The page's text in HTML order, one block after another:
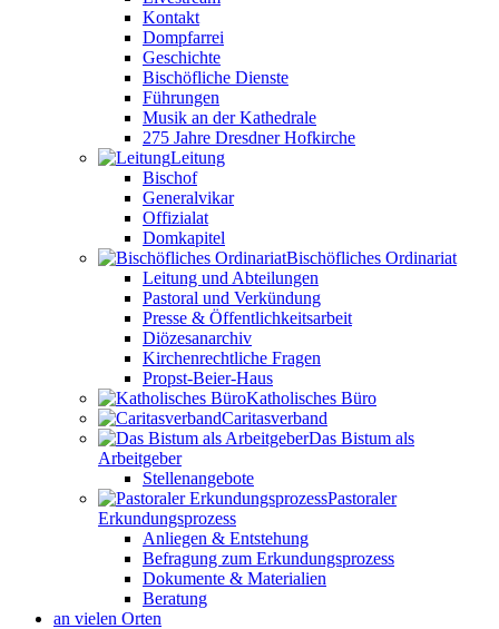
Kontakt
Dompfarrei
Geschichte
Bischöfliche Dienste
Führungen
Musik an der Kathedrale
275 Jahre Dresdner Hofkirche
Leitung
Bischof
Generalvikar
Offizialat
Domkapitel
Bischöfliches Ordinariat
Leitung und Abteilungen
Pastoral und Verkündung
Presse & Öffentlichkeitsarbeit
Diözesanarchiv
Kirchenrechtliche Fragen
Propst-Beier-Haus
Katholisches Büro
Caritasverband
Das Bistum als
Arbeitgeber
Stellenangebote
Pastoraler
Erkundungsprozess
Anliegen & Entstehung
Befragung zum Erkundungsprozess
Dokumente & Materialien
Beratung
an vielen Orten